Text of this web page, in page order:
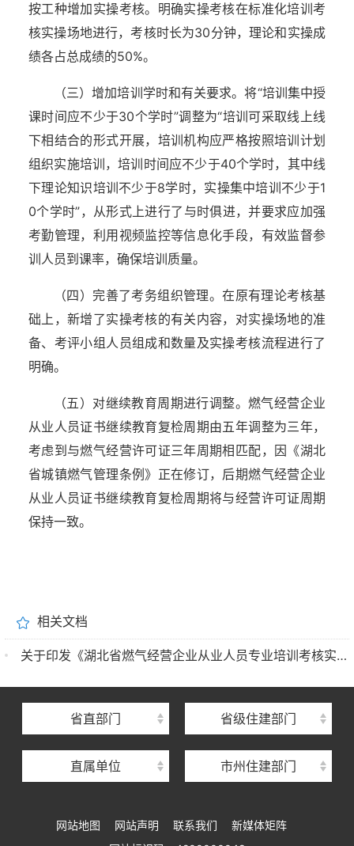
按工种增加实操考核。明确实操考核在标准化培训考
核实操场地进行，考核时长为30分钟，理论和实操成
绩各占总成绩的50%。
（三）增加培训学时和有关要求。将“培训集中授
课时间应不少于30个学时”调整为“培训可采取线上线
下相结合的形式开展，培训机构应严格按照培训计划
组织实施培训，培训时间应不少于40个学时，其中线
下理论知识培训不少于8学时，实操集中培训不少于1
0个学时”，从形式上进行了与时俱进，并要求应加强
考勤管理，利用视频监控等信息化手段，有效监督参
训人员到课率，确保培训质量。
（四）完善了考务组织管理。在原有理论考核基
础上，新增了实操考核的有关内容，对实操场地的准
备、考评小组人员组成和数量及实操考核流程进行了
明确。
（五）对继续教育周期进行调整。燃气经营企业
从业人员证书继续教育复检周期由五年调整为三年，
考虑到与燃气经营许可证三年周期相匹配，因《湖北
省城镇燃气管理条例》正在修订，后期燃气经营企业
从业人员证书继续教育复检周期将与经营许可证周期
保持一致。
相关文档
关于印发《湖北省燃气经营企业从业人员专业培训考核实施细则》的通知
省直部门 省级住建部门
直属单位
湖北省建设信息中心
湖北省住房保障中心
湖北省建设工程质量安全监督总站
湖北省建设工程标准定额管理总站
湖北省住建厅执业资格注册中心
市州住建部门
网站地图 网站声明 联系我们
新媒体矩阵